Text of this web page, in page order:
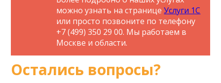
можно узнать на страницеУслуги 1С
или просто позвоните по телефону
+7 (499) 350 29 00. Мы работаем в
Москве и области.
Остались вопросы?